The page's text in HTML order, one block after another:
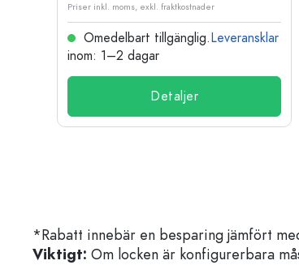
Priser inkl. moms, exkl. fraktkostnader
Omedelbart tillgänglig.Leveransklar
inom: 1–2 dagar
Detaljer
*Rabatt innebär en besparing jämfört
Viktigt: Om locken är konfigurerbara